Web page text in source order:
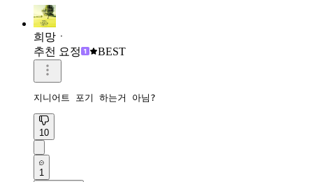
희망ㆍ
추천 요정
BEST
지니어트 포기 하는거 아님?
10
1